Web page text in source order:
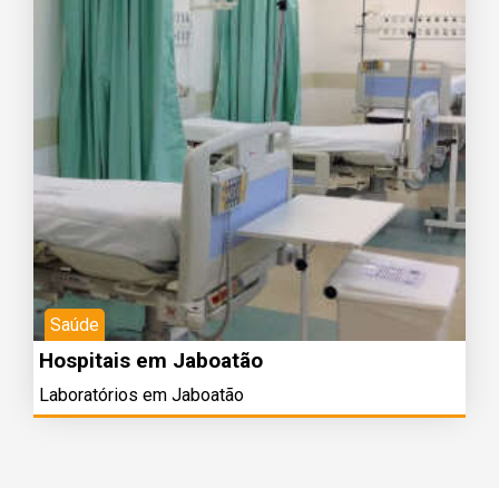
Saúde
Hospitais em Jaboatão
Laboratórios em Jaboatão